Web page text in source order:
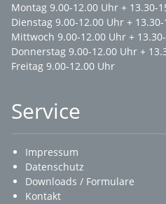
Montag 9.00-12.00 Uhr + 13.30-
Dienstag 9.00-12.00 Uhr +
Mittwoch 9.00-12.00 Uhr +
Donnerstag 9.00-12.00 Uhr +
Freitag 9.00-12.00 Uhr
Service
Impressum
Datenschutz
Downloads / Formulare
Kontakt